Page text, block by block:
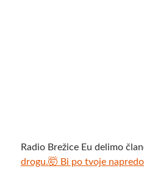
Radio Brežice Eu delimo
drogu.🤯 Bi po tvoje